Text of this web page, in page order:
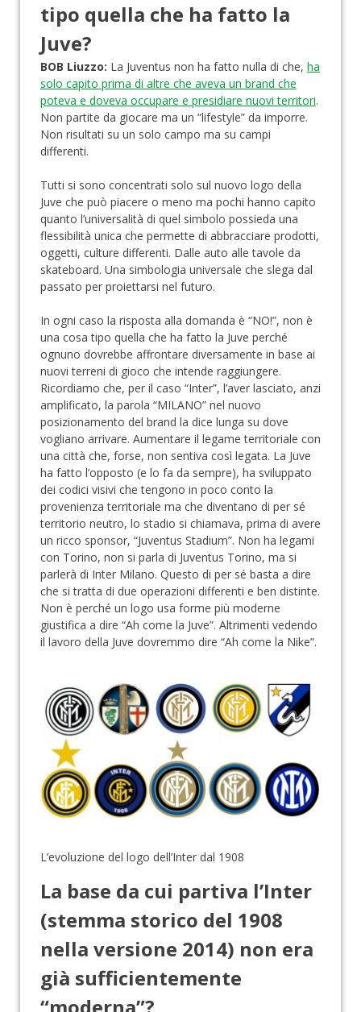
tipo quella che ha fatto la
Juve?
BOB Liuzzo: La Juventus non ha fatto nulla di che, ha
solo capito prima di altre che aveva un brand che
poteva e doveva occupare e presidiare nuovi territori.
Non partite da giocare ma un “lifestyle” da imporre.
Non risultati su un solo campo ma su campi
differenti.
Tutti si sono concentrati solo sul nuovo logo della
Juve che può piacere o meno ma pochi hanno capito
quanto l’universalità di quel simbolo possieda una
flessibilità unica che permette di abbracciare prodotti,
oggetti, culture differenti. Dalle auto alle tavole da
skateboard. Una simbologia universale che slega dal
passato per proiettarsi nel futuro.
In ogni caso la risposta alla domanda è “NO!”, non è
una cosa tipo quella che ha fatto la Juve perché
ognuno dovrebbe affrontare diversamente in base ai
nuovi terreni di gioco che intende raggiungere.
Ricordiamo che, per il caso “Inter”, l’aver lasciato, anzi
amplificato, la parola “MILANO” nel nuovo
posizionamento del brand la dice lunga su dove
vogliano arrivare. Aumentare il legame territoriale con
una città che, forse, non sentiva così legata. La Juve
ha fatto l’opposto (e lo fa da sempre), ha sviluppato
dei codici visivi che tengono in poco conto la
provenienza territoriale ma che diventano di per sé
territorio neutro, lo stadio si chiamava, prima di avere
un ricco sponsor, “Juventus Stadium”. Non ha legami
con Torino, non si parla di Juventus Torino, ma si
parlerà di Inter Milano. Questo di per sé basta a dire
che si tratta di due operazioni differenti e ben distinte.
Non è perché un logo usa forme più moderne
giustifica a dire “Ah come la Juve”. Altrimenti vedendo
il lavoro della Juve dovremmo dire “Ah come la Nike”.
L’evoluzione del logo dell’Inter dal 1908
La base da cui partiva l’Inter
(stemma storico del 1908
nella versione 2014) non era
già sufficientemente